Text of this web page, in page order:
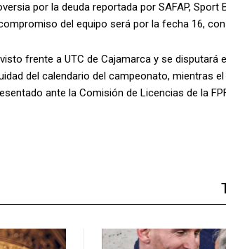
por la deuda reportada por SAFAP,
del equipo será por la fecha 16,
frente a UTC de Cajamarca y se disputará
del calendario del campeonato, mientras
ante la Comisión de Licencias de la